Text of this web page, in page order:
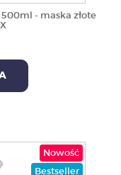
- maska złote
Nowość
Bestseller